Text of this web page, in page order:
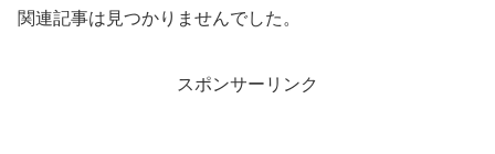
関連記事は見つかりませんでした。
スポンサーリンク